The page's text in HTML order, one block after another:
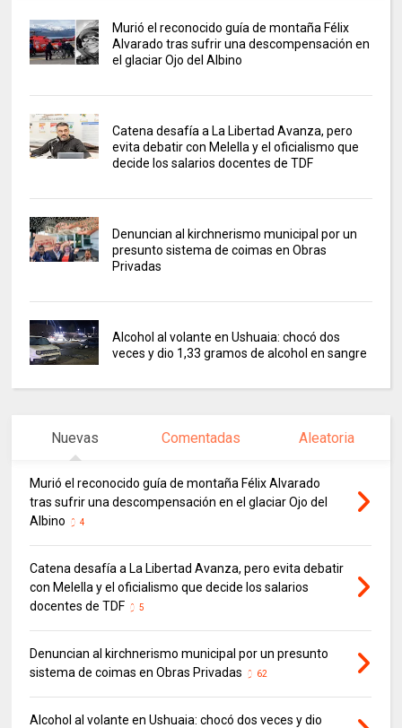
Murió el reconocido guía de montaña Félix
Alvarado tras sufrir una descompensación en
el glaciar Ojo del Albino
Catena desafía a La Libertad Avanza, pero
evita debatir con Melella y el oficialismo que
decide los salarios docentes de TDF
Denuncian al kirchnerismo municipal por un
presunto sistema de coimas en Obras
Privadas
Alcohol al volante en Ushuaia: chocó dos
veces y dio 1,33 gramos de alcohol en sangre
Nuevas Comentadas Aleatoria
Murió el reconocido guía de montaña Félix Alvarado
tras sufrir una descompensación en el glaciar Ojo del
Albino
4
Catena desafía a La Libertad Avanza, pero evita debatir
con Melella y el oficialismo que decide los salarios
docentes de TDF
5
Denuncian al kirchnerismo municipal por un presunto
sistema de coimas en Obras Privadas
62
Alcohol al volante en Ushuaia: chocó dos veces y dio